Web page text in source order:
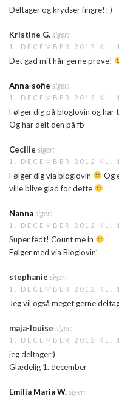
Deltager og krydser fingre!:-)
Kristine G.siger:
1. DECEMBER 2012 KL.
Det gad mit hår gerne prøve!
Anna-sofie siger:
1. DECEMBER 2012 KL.
Følger dig på bloglovin og har
Og har delt den på fb
Cecilie siger:
1. DECEMBER 2012 KL.
Følger dig via bloglovin
Og
ville blive glad for dette
Nannasiger:
1. DECEMBER 2012 KL.
Super fedt! Count me in
Følger med via Bloglovin’
stephanie siger:
1. DECEMBER 2012 KL.
Jeg vil også meget gerne
maja-louise siger:
1. DECEMBER 2012 KL.
jeg deltager:)
Glædelig 1. december
Emilia Maria W.siger: